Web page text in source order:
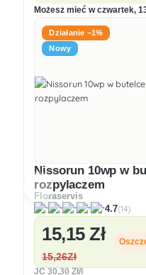
Możesz mieć w czwartek,
Działanie −1%
Nowy
Nissorun 10wp w
rozpylaczem
Floraservis
4.7(14)
15,15 Zł
15,26Zł
JC30,30 Zł/l